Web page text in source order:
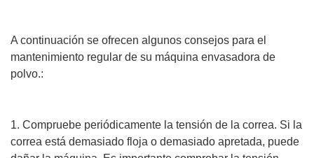
A continuación se ofrecen algunos consejos para el
mantenimiento regular de su máquina envasadora de
polvo.:
1. Compruebe periódicamente la tensión de la correa. Si la
correa está demasiado floja o demasiado apretada, puede